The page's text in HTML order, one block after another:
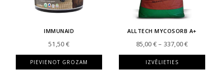
IMMUNAID
51,50 €
PIEVIENOT GROZAM
ALLTECH MYCOSORB A+
85,00 €– 337,00€Price
IZVĒLIETIES